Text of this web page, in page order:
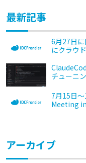
最新記事
6月27日に
にクラウ
チューニ
7月15日
Meeting
アーカイブ